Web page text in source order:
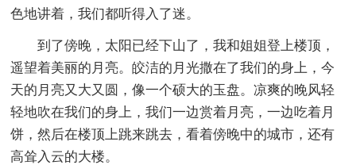
色地讲着，我们都听得入了迷。
到了傍晚，太阳已经下山了，我和姐姐登上楼顶，
遥望着美丽的月亮。皎洁的月光撒在了我们的身上，今
天的月亮又大又圆，像一个硕大的玉盘。凉爽的晚风轻
轻地吹在我们的身上，我们一边赏着月亮，一边吃着月
饼，然后在楼顶上跳来跳去，看着傍晚中的城市，还有
高耸入云的大楼。